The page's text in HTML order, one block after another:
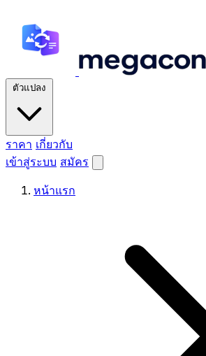
ตัวแปลง
ราคา เกี่ยวกับ
เข้าสู่ระบบ สมัคร
หน้าแรก